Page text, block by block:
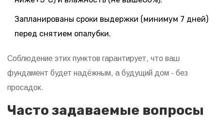
Запланированы сроки выдержки (минимум 7 дней)
перед снятием опалубки.
Соблюдение этих пунктов гарантирует, что ваш
фундамент будет надёжным, а будущий дом - без
просадок.
Часто задаваемые вопросы